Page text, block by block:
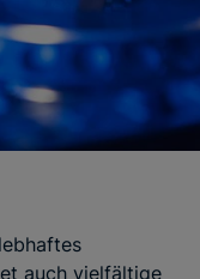
auch vielfältige